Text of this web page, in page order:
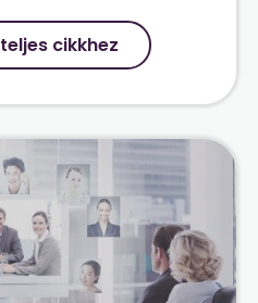
cikkhez